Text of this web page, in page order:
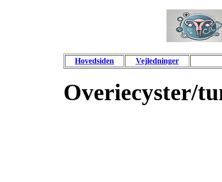
Hovedsiden Vejledninger
Overiecyster/